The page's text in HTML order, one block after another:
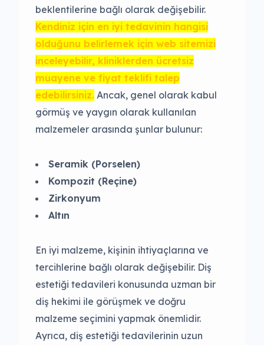
beklentilerine bağlı olarak değişebilir.
Kendiniz için en iyi tedavinin hangisi
olduğunu belirlemek için web sitemizi
inceleyebilir, kliniklerden ücretsiz
muayene ve fiyat teklifi talep
edebilirsiniz. Ancak, genel olarak kabul
görmüş ve yaygın olarak kullanılan
malzemeler arasında şunlar bulunur:
Seramik (Porselen)
Kompozit (Reçine)
Zirkonyum
Altın
En iyi malzeme, kişinin ihtiyaçlarına ve
tercihlerine bağlı olarak değişebilir. Diş
estetiği tedavileri konusunda uzman bir
diş hekimi ile görüşmek ve doğru
malzeme seçimini yapmak önemlidir.
Ayrıca, diş estetiği tedavilerinin uzun